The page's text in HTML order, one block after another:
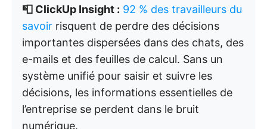
📮 ClickUp Insight : 92 % des travailleurs du
savoir risquent de perdre des décisions
importantes dispersées dans des chats, des
e-mails et des feuilles de calcul. Sans un
système unifié pour saisir et suivre les
décisions, les informations essentielles de
l’entreprise se perdent dans le bruit
numérique.